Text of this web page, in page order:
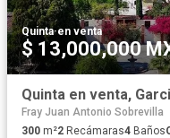
Quinta·en venta
$ 13,000,000
Quinta en venta,
Fray Juan Antonio Sobrevilla
300 m²2 Recámaras4 Baños